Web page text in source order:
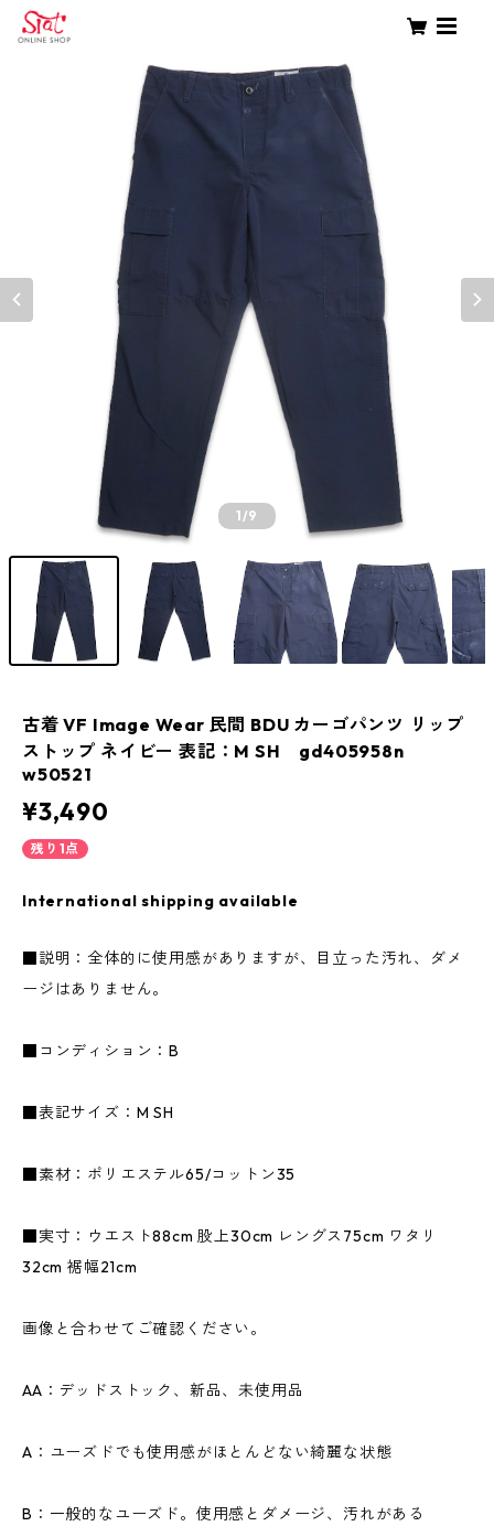
1/9
古着 VF Image Wear 民間 BDU カーゴパンツ リップ
ストップ ネイビー 表記：M SH gd405958n
w50521
¥3,490
残り1点
International shipping available
■説明：全体的に使用感がありますが、目立った汚れ、ダメ
ージはありません。
■コンディション：B
■表記サイズ：M SH
■素材：ポリエステル65/コットン35
■実寸：ウエスト88cm 股上30cm レングス75cm ワタリ
32cm 裾幅21cm
画像と合わせてご確認ください。
AA：デッドストック、新品、未使用品
A：ユーズドでも使用感がほとんどない綺麗な状態
B：一般的なユーズド。使用感とダメージ、汚れがある